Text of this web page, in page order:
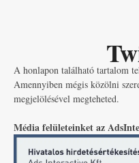
A honlapon található tartalom
Amennyiben mégis közölni
megjelölésével megteheted.
Média felületeinket az